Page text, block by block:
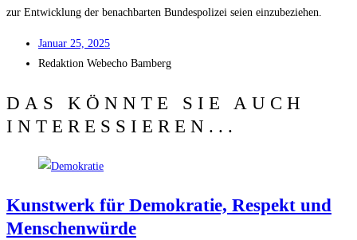
zur Ent­wick­lung der benach­bar­ten Bun­des­po­li­zei sei­en einzubeziehen.
Janu­ar 25, 2025
Redak­ti­on Web­echo Bamberg
DAS KÖNNTE SIE AUCH
INTERESSIEREN...
Kunst­werk für Demo­kra­tie, Respekt und
Menschenwürde